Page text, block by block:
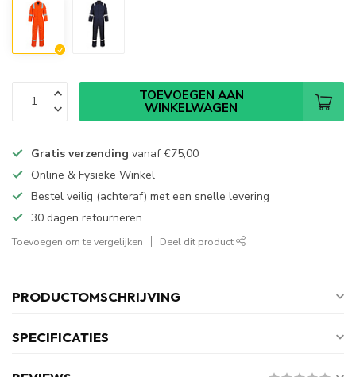
TOEVOEGEN AAN
WINKELWAGEN
Gratis verzending vanaf€75,00
Online & Fysieke Winkel
Bestel veilig (achteraf) met een snelle levering
30 dagen retourneren
Toevoegen om te vergelijken Deel dit product
PRODUCTOMSCHRIJVING
SPECIFICATIES